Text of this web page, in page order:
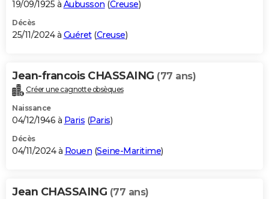
19/09/1925 à Aubusson (Creuse)
Décès
25/11/2024 à Guéret(Creuse)
Jean-francois CHASSAING (77 ans)
Créer une cagnotte obsèques
Naissance
04/12/1946 à Paris (Paris)
Décès
04/11/2024 à Rouen (Seine-Maritime)
Jean CHASSAING (77 ans)